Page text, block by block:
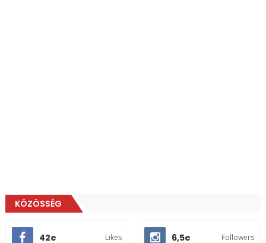
KÖZÖSSÉG
42e Likes 6,5e Followers